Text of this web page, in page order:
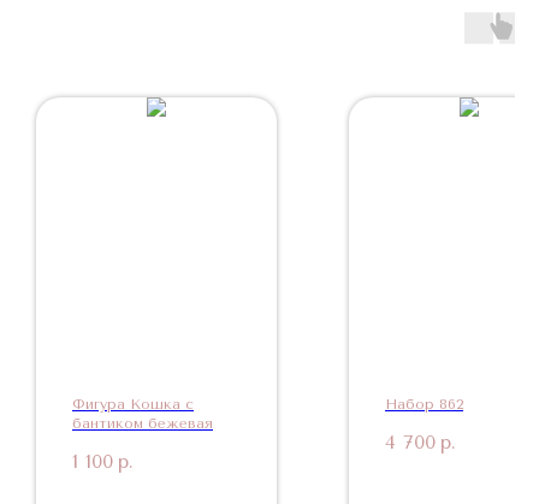
Фигура Кошка с
бантиком бежевая
1 100 р.
Набор 862
4 700 р.